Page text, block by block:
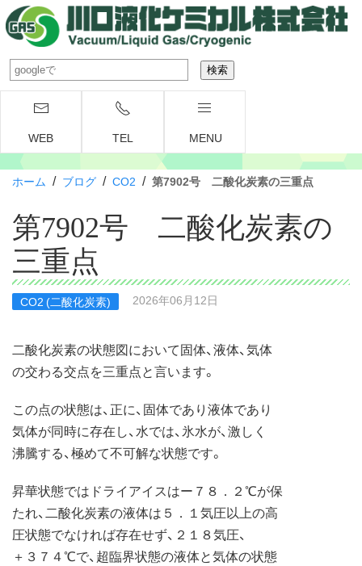
WEB TEL MENU
ホーム / ブログ / CO2 / 第7902号 二酸化炭素の三重点
第7902号 二酸化炭素の
三重点
CO2 (二酸化炭素) 2026年06月12日
二酸化炭素の状態図において固体、液体、気体
の交わる交点を三重点と言います。
この点の状態は、正に、固体であり液体であり
気体が同時に存在し、水では、氷水が、激しく
沸騰する、極めて不可解な状態です。
昇華状態ではドライアイスはー７８．２℃が保
たれ、二酸化炭素の液体は５．１気圧以上の高
圧状態でなければ存在せず、２１８気圧、
＋３７４℃で、超臨界状態の液体と気体の状態